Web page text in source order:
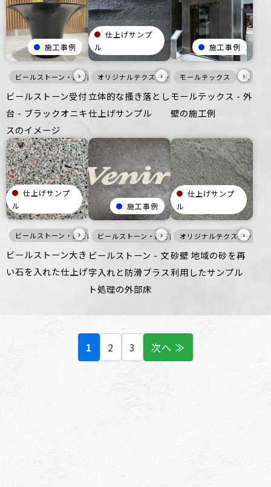
施工事例
ビールストーン・研ぎ出し仕上げ 黒 家具・什器 つるつる 商業空
›
ビールストーン受付
台 - ブラックオニキ
スのイメージ
仕上げサンプ
ル
オリジナルテクスチャ・特殊左官 黒 壁
›
立体的な搔き落とし
仕上げサンプル
施工事例
モールテックス 黒
›
モールテックス - 外
壁の施工例
仕上げサンプ
ル
ビールストーン・研ぎ出し仕上げ 黒 床 つるつる 公共空間
›
ビールストーン大き
い石を入れた仕上げ
施工事例
ビールストーン・研ぎ出し仕上げ 白 黒
›
ビールストーン - 文
字入れと防滑ブラス
ト処理の外部床
仕上げサンプ
ル
オリジナルテクスチャ・特
›
砂壁 地域の砂を再
利用したサンプル
1 2 3 次へ ≫